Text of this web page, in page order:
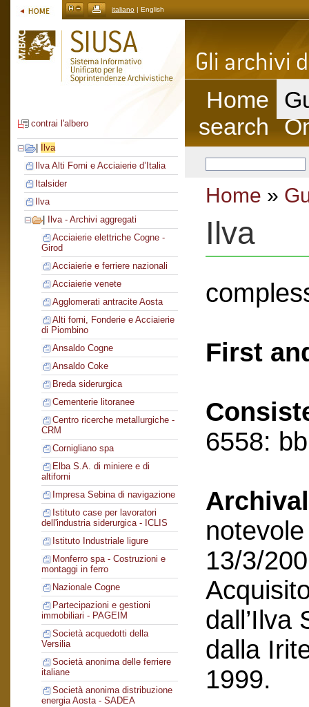
italiano | English
contrai l'albero
Ilva
Ilva Alti Forni e Acciaierie d’Italia
Italsider
Ilva
Ilva - Archivi aggregati
Acciaierie elettriche Cogne -
Girod
Acciaierie e ferriere nazionali
Acciaierie venete
Agglomerati antracite Aosta
Alti forni, Fonderie e Acciaierie
di Piombino
Ansaldo Cogne
Ansaldo Coke
Breda siderurgica
Cementerie litoranee
Centro ricerche metallurgiche -
CRM
Cornigliano spa
Elba S.A. di miniere e di
altiforni
Impresa Sebina di navigazione
Istituto case per lavoratori
dell'industria siderurgica - ICLIS
Istituto Industriale ligure
Monferro spa - Costruzioni e
montaggi in ferro
Nazionale Cogne
Partecipazioni e gestioni
immobiliari - PAGEIM
Società acquedotti della
Versilia
Società anonima delle ferriere
italiane
Società anonima distribuzione
energia Aosta - SADEA
Home
search
Home »
Ilva
First
6558:
13/3/
dall’Ilva
dalla
1999.